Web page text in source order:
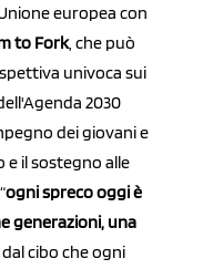
europea con
to Fork, che può
univoca sui
2030
dei giovani e
e il sostegno alle
ogni spreco oggi è
generazioni, una
dal cibo che ogni